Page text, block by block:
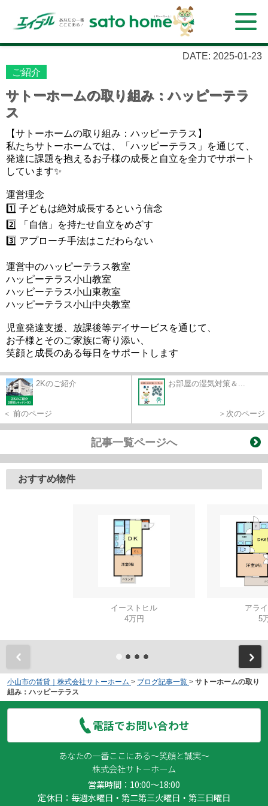
DATE: 2025-01-23
ご紹介
サトーホームの取り組み：ハッピーテラ
ス
【サトーホームの取り組み：ハッピーテラス】
私たちサトーホームでは、「ハッピーテラス」を通じて、
発達に課題を抱えるお子様の成長と自立を全力でサポート
しています✨
運営理念
1️⃣ 子どもは絶対成長するという信念
2️⃣ 「自信」を持たせ自立をめざす
3️⃣ アプローチ手法はこだわらない
運営中のハッピーテラス教室
ハッピーテラス小山教室
ハッピーテラス小山東教室
ハッピーテラス小山中央教室
児童発達支援、放課後等デイサービスを通じて、
お子様とそのご家族に寄り添い、
笑顔と成長のある毎日をサポートします
2Kのご紹介
＜ 前のページ
お部屋の湿気対策＆...
＞次のページ
記事一覧ページへ
おすすめ物件
イーストヒル
4万円
アラ
5
小山市の賃貸｜株式会社サトーホーム > ブログ記事一覧 > サトーホームの取り
組み：ハッピーテラス
電話でお問い合わせ
あなたの一番ここにある～笑顔と誠実～
株式会社サトーホーム
営業時間：10:00～18:00
定休日：毎週水曜日・第二第三火曜日・第三日曜日